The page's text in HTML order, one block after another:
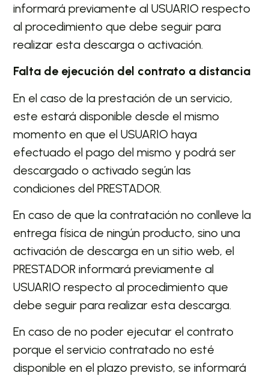
informará previamente al USUARIO respecto
al procedimiento que debe seguir para
realizar esta descarga o activación.
Falta de ejecución del contrato a distancia
En el caso de la prestación de un servicio,
este estará disponible desde el mismo
momento en que el USUARIO haya
efectuado el pago del mismo y podrá ser
descargado o activado según las
condiciones del PRESTADOR.
En caso de que la contratación no conlleve la
entrega física de ningún producto, sino una
activación de descarga en un sitio web, el
PRESTADOR informará previamente al
USUARIO respecto al procedimiento que
debe seguir para realizar esta descarga.
En caso de no poder ejecutar el contrato
porque el servicio contratado no esté
disponible en el plazo previsto, se informará